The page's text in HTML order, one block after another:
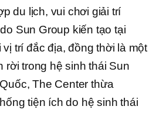
du lịch, vui chơi giải trí
Sun Group kiến tạo tại
trí đắc địa, đồng thời là một
rời trong hệ sinh thái Sun
The Center thừa
tiện ích do hệ sinh thái